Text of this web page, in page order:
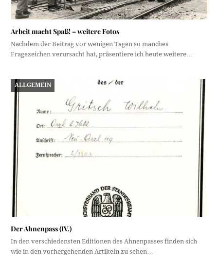
Arbeit macht Spaß! – weitere Fotos
Nachdem der Beitrag vor wenigen Tagen so manches
Fragezeichen verursacht hat, präsentiere ich heute weitere…
ALLGEMEIN
Der Ahnenpass (IV.)
In den verschiedensten Editionen des Ahnenpasses finden sich
wie in den vorhergehenden Artikeln zu sehen…